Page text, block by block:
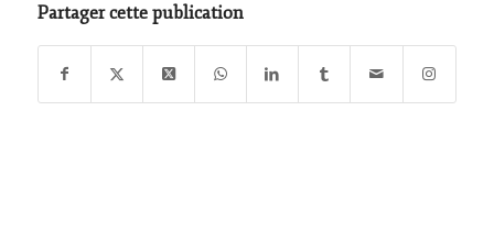
Partager cette publication